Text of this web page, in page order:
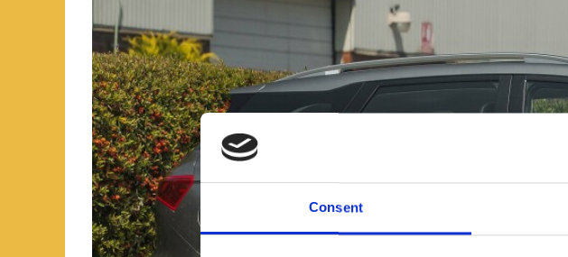
Consent